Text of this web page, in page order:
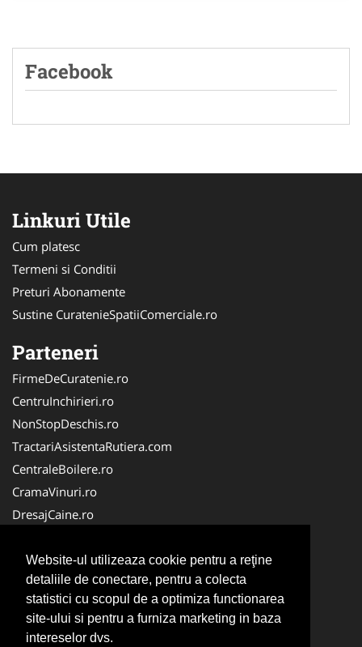
Website-ul utilizeaza cookie pentru a reţine
detaliile de conectare, pentru a colecta
statistici cu scopul de a optimiza functionarea
site-ului si pentru a furniza marketing in baza
intereselor dvs.
Facebook
Linkuri Utile
Cum platesc
Termeni si Conditii
Preturi Abonamente
Sustine CuratenieSpatiiComerciale.ro
Parteneri
FirmeDeCuratenie.ro
CentruInchirieri.ro
NonStopDeschis.ro
TractariAsistentaRutiera.com
CentraleBoilere.ro
CramaVinuri.ro
DresajCaine.ro
Alpinist-Utilitar.com
Birouri-Cadastru.ro
Curatenie-Generala.com
Service-Reparatii.com